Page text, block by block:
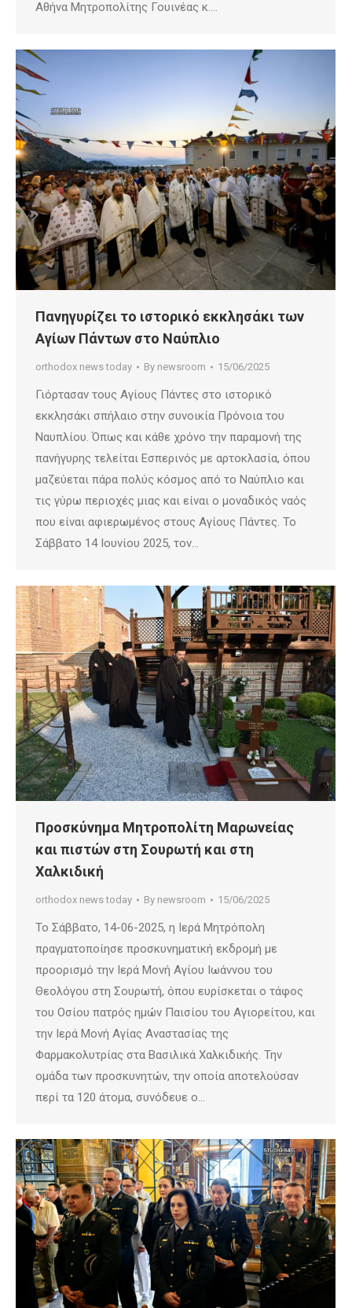
Αθήνα Μητροπολίτης Γουινέας κ.…
Πανηγυρίζει το ιστορικό εκκλησάκι των
Αγίων Πάντων στο Ναύπλιο
orthodox news today By newsroom 15/06/2025
Γιόρτασαν τους Αγίους Πάντες στο ιστορικό
εκκλησάκι σπήλαιο στην συνοικία Πρόνοια του
Ναυπλίου. Όπως και κάθε χρόνο την παραμονή της
πανήγυρης τελείται Εσπερινός με αρτοκλασία, όπου
μαζεύεται πάρα πολύς κόσμος από το Ναύπλιο και
τις γύρω περιοχές μιας και είναι ο μοναδικός ναός
που είναι αφιερωμένος στους Αγίους Πάντες. Το
Σάββατο 14 Ιουνίου 2025, τον…
Προσκύνημα Μητροπολίτη Μαρωνείας
και πιστών στη Σουρωτή και στη
Χαλκιδική
orthodox news today By newsroom 15/06/2025
Το Σάββατο, 14-06-2025, η Ιερά Μητρόπολη
πραγματοποίησε προσκυνηματική εκδρομή με
προορισμό την Ιερά Μονή Αγίου Ιωάννου του
Θεολόγου στη Σουρωτή, όπου ευρίσκεται ο τάφος
του Οσίου πατρός ημών Παισίου του Αγιορείτου, και
την Ιερά Μονή Αγίας Αναστασίας της
Φαρμακολυτρίας στα Βασιλικά Χαλκιδικής. Την
ομάδα των προσκυνητών, την οποία αποτελούσαν
περί τα 120 άτομα, συνόδευε ο…